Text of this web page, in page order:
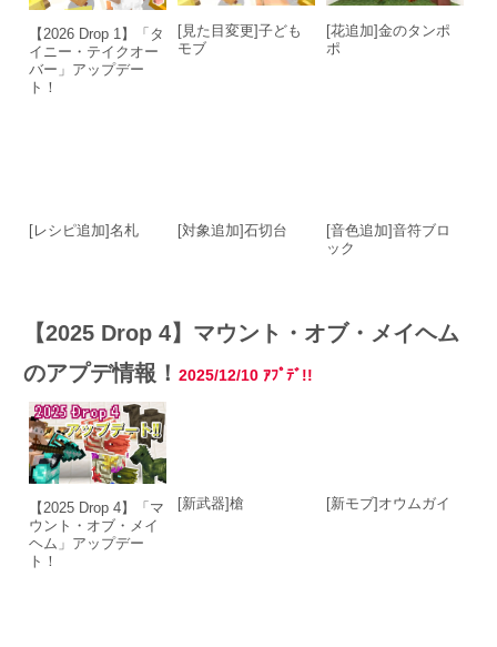
【2026 Drop 1】「タ
イニー・テイクオー
バー」アップデー
ト！
[見た目変更]子ども
モブ
[花追加]金のタンポ
ポ
[レシピ追加]名札 [対象追加]石切台
[音色追加]音符ブロ
ック
【2025 Drop 4】マウント・オブ・メイヘム
のアプデ情報！ 2025/12/10 ｱﾌﾟﾃﾞ!!
【2025 Drop 4】「マ
ウント・オブ・メイ
ヘム」アップデー
ト！
[新武器]槍 [新モブ]オウムガイ